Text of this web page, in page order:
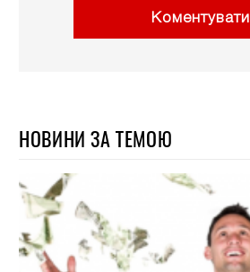
Коментувати
НОВИНИ ЗА ТЕМОЮ